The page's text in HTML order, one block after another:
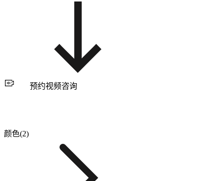
预约视频咨询
颜色(2)